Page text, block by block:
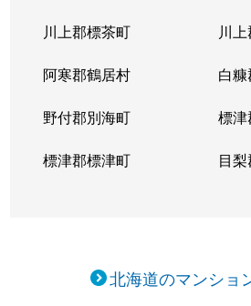
川上郡標茶町 川
阿寒郡鶴居村 白
野付郡別海町 標
標津郡標津町 目
北海道のマンショ